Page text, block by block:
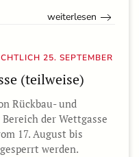
weiterlesen
25. SEPTEMBER
(teilweise)
Rückbau- und
der Wettgasse
17. August bis
werden.